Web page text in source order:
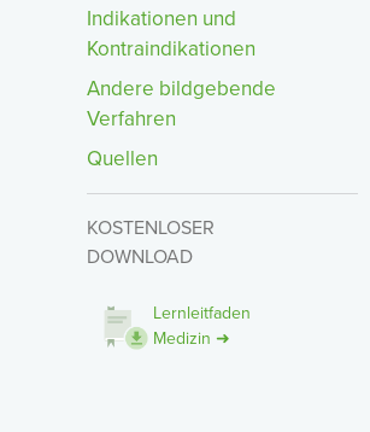
Indikationen und
Kontraindikationen
Andere bildgebende
Verfahren
Quellen
KOSTENLOSER
DOWNLOAD
Lernleitfaden
Medizin ➜